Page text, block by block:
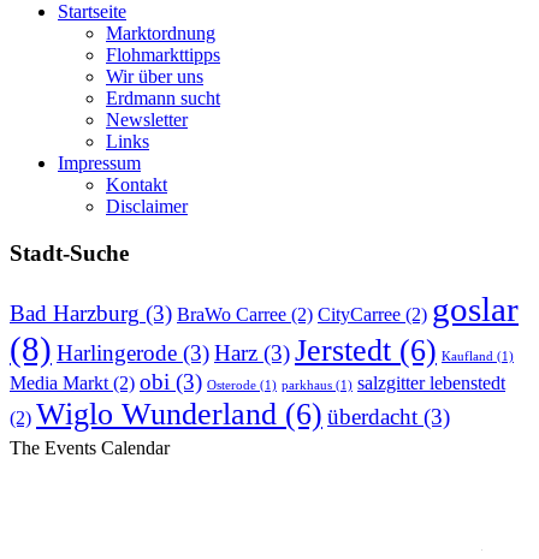
Startseite
Marktordnung
Flohmarkttipps
Wir über uns
Erdmann sucht
Newsletter
Links
Impressum
Kontakt
Disclaimer
Stadt-Suche
Bad Harzburg (3) BraWo Carree (2) CityCarree (2) goslar
(8) Harlingerode (3)Harz (3)Jerstedt (6) Kaufland (1)
Media Markt (2) obi (3) Osterode (1) parkhaus (1) salzgitter lebenstedt
(2) Wiglo Wunderland (6) überdacht (3)
The Events Calendar